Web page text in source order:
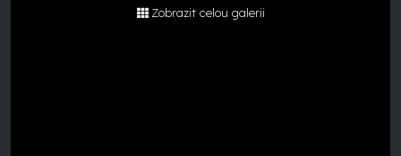
Zobrazit celou galerii